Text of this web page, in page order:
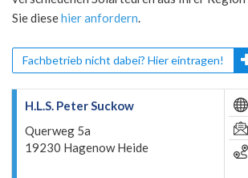
Sie diesehier anfordern.
Fachbetrieb nicht dabei? Hier eintragen!
H.L.S. Peter Suckow
Querweg 5a
19230 Hagenow Heide